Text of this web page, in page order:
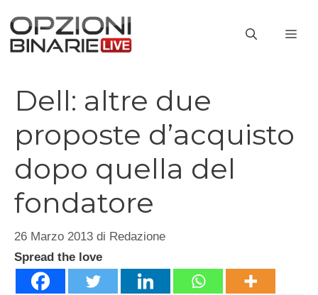
contenuto
Dell: altre due
proposte d’acquisto
dopo quella del
fondatore
26 Marzo 2013 di Redazione
Spread the love